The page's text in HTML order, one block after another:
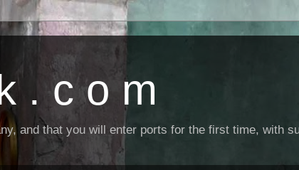
. c o m
and that you will enter ports for the first time, with